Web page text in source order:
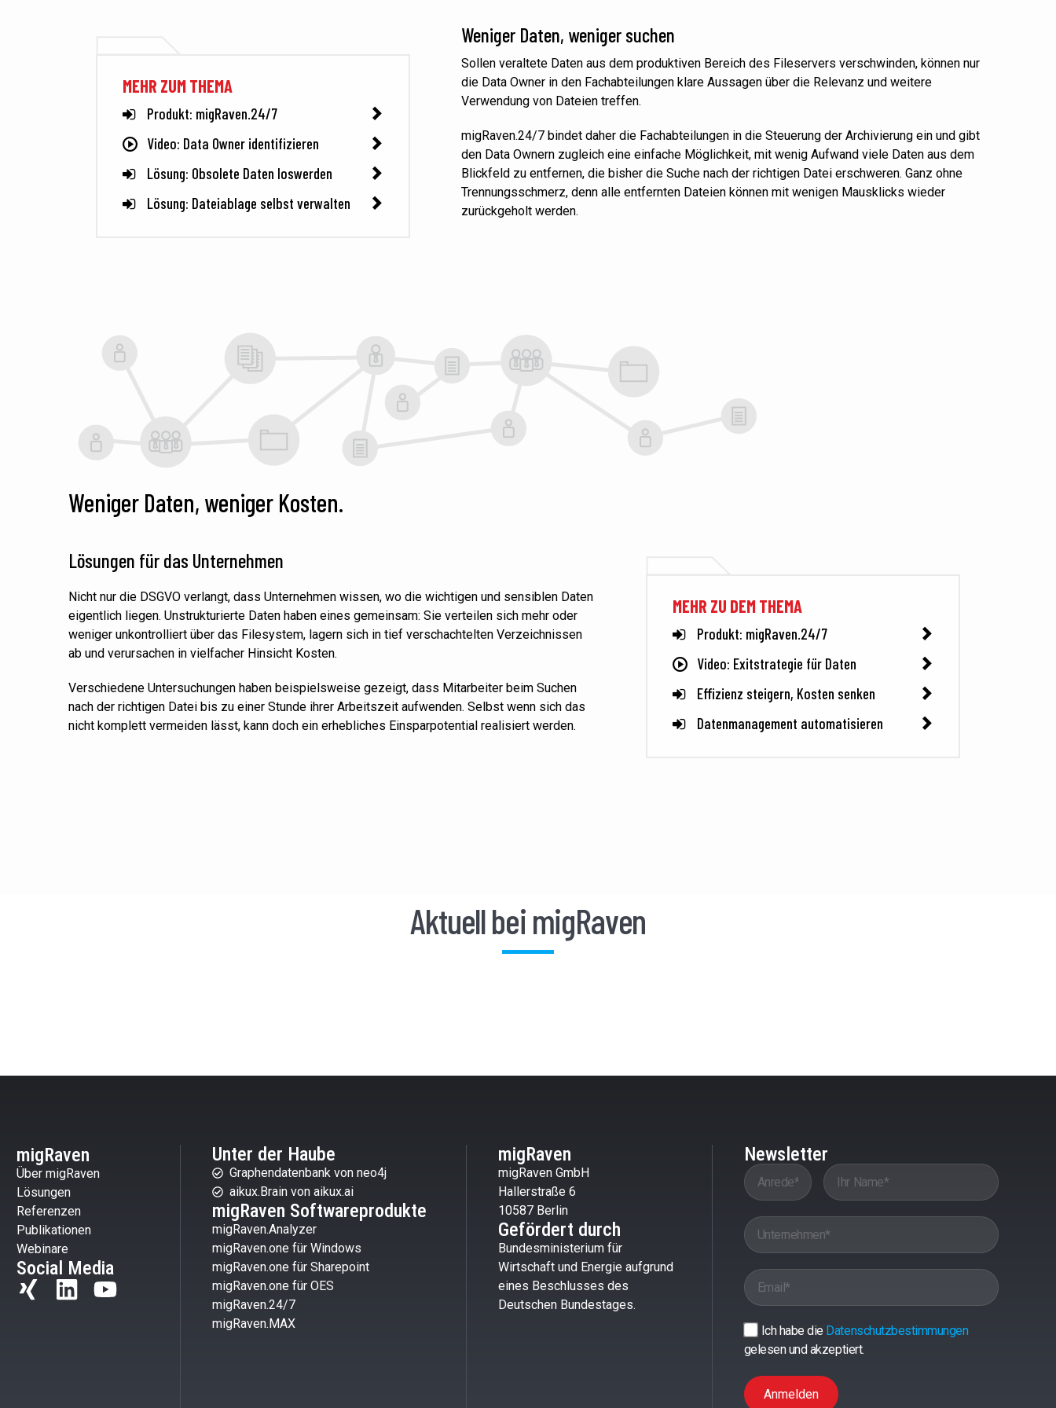
MEHR ZUM THEMA
Produkt: migRaven.24/7
Video: Data Owner identifizieren
Lösung: Obsolete Daten loswerden
Lösung: Dateiablage selbst verwalten
Weniger Daten, weniger suchen
Sollen veraltete Daten aus dem produktiven Bereich des Fileservers verschwinden, können nur
die Data Owner in den Fachabteilungen klare Aussagen über die Relevanz und weitere
Verwendung von Dateien treffen.
migRaven.24/7 bindet daher die Fachabteilungen in die Steuerung der Archivierung ein und gibt
den Data Ownern zugleich eine einfache Möglichkeit, mit wenig Aufwand viele Daten aus dem
Blickfeld zu entfernen, die bisher die Suche nach der richtigen Datei erschweren. Ganz ohne
Trennungsschmerz, denn alle entfernten Dateien können mit wenigen Mausklicks wieder
zurückgeholt werden.
Weniger Daten, weniger Kosten.
Lösungen für das Unternehmen
Nicht nur die DSGVO verlangt, dass Unternehmen wissen, wo die wichtigen und sensiblen Daten
eigentlich liegen. Unstrukturierte Daten haben eines gemeinsam: Sie verteilen sich mehr oder
weniger unkontrolliert über das Filesystem, lagern sich in tief verschachtelten Verzeichnissen
ab und verursachen in vielfacher Hinsicht Kosten.
Verschiedene Untersuchungen haben beispielsweise gezeigt, dass Mitarbeiter beim Suchen
nach der richtigen Datei bis zu einer Stunde ihrer Arbeitszeit aufwenden. Selbst wenn sich das
nicht komplett vermeiden lässt, kann doch ein erhebliches Einsparpotential realisiert werden.
MEHR ZU DEM THEMA
Produkt: migRaven.24/7
Video: Exitstrategie für Daten
Effizienz steigern, Kosten senken
Datenmanagement automatisieren
Aktuell bei migRaven
migRaven
Über migRaven
Lösungen
Referenzen
Publikationen
Webinare
Social Media
Unter der Haube
Graphendatenbank von neo4j
aikux.Brain von aikux.ai
migRaven Softwareprodukte
migRaven.Analyzer
migRaven.one für Windows
migRaven.one für Sharepoint
migRaven.one für OES
migRaven.24/7
migRaven.MAX
migRaven
migRaven GmbH
Hallerstraße 6
10587 Berlin
Gefördert durch
Bundesministerium für
Wirtschaft und Energie aufgrund
eines Beschlusses des
Deutschen Bundestages.
Newsletter
Ich habe die Datenschutzbestimmungen
gelesen und akzeptiert.
Anmelden